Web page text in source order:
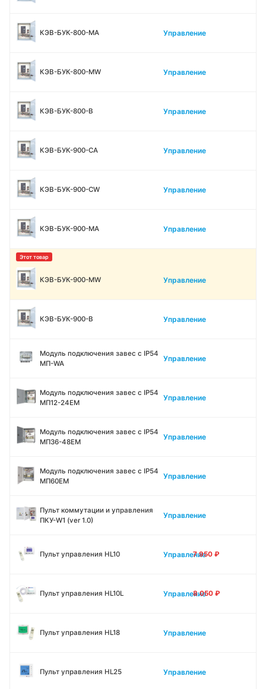
КЭВ-БУК-800-MA Управление
КЭВ-БУК-800-MW Управление
КЭВ-БУК-800-В Управление
КЭВ-БУК-900-CA Управление
КЭВ-БУК-900-CW Управление
КЭВ-БУК-900-MA Управление
КЭВ-БУК-900-MW Управление
КЭВ-БУК-900-В Управление
Модуль подключения завес c IP54
МП-WA
Управление
Модуль подключения завес c IP54
МП12-24ЕМ
Управление
Модуль подключения завес c IP54
МП36-48ЕМ
Управление
Модуль подключения завес c IP54
МП60ЕМ
Управление
Пульт коммутации и управления
ПКУ-W1 (ver 1.0)
Управление
Пульт управления HL10 Управление
7 950 ₽
Пульт управления HL10L Управление
8 050 ₽
Пульт управления HL18 Управление
Пульт управления HL25 Управление